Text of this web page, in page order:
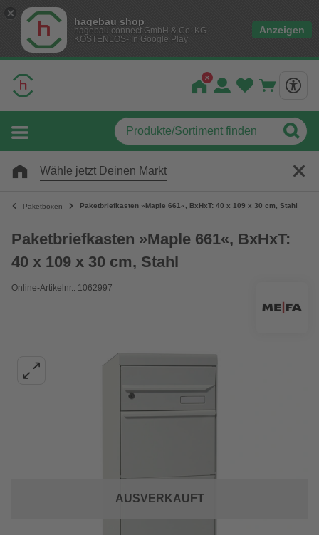
hagebau shop
hagebau connect GmbH & Co. KG
KOSTENLOS- In Google Play
Anzeigen
Wähle jetzt Deinen Markt
Paketboxen Paketbriefkasten »Maple 661«, BxHxT: 40 x 109 x 30 cm, Stahl
Paketbriefkasten »Maple 661«, BxHxT:
40 x 109 x 30 cm, Stahl
Online-Artikelnr.: 1062997
AUSVERKAUFT